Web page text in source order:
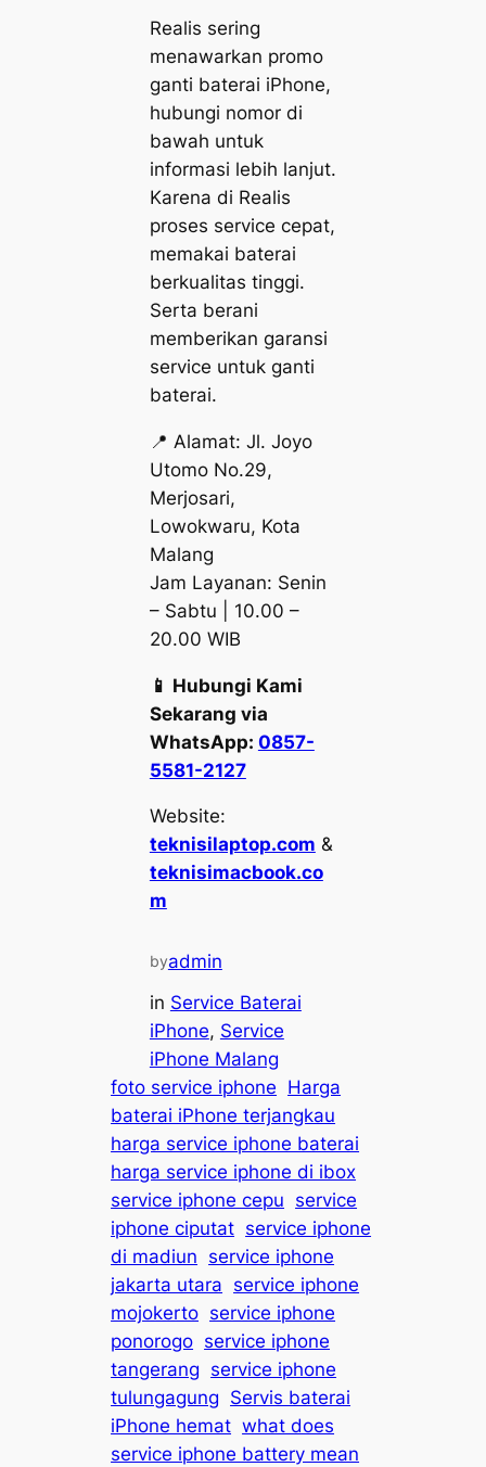
Realis sering
menawarkan promo
ganti baterai iPhone,
hubungi nomor di
bawah untuk
informasi lebih lanjut.
Karena di Realis
proses service cepat,
memakai baterai
berkualitas tinggi.
Serta berani
memberikan garansi
service untuk ganti
baterai.
📍 Alamat: Jl. Joyo
Utomo No.29,
Merjosari,
Lowokwaru, Kota
Malang
Jam Layanan: Senin
– Sabtu | 10.00 –
20.00 WIB
📱 Hubungi Kami
Sekarang via
WhatsApp: 0857-
5581-2127
Website:
teknisilaptop.com &
teknisimacbook.co
m
byadmin
in Service Baterai
iPhone, Service
iPhone Malang
foto service iphone Harga
baterai iPhone terjangkau
harga service iphone baterai
harga service iphone di ibox
service iphone cepu service
iphone ciputat service iphone
di madiun service iphone
jakarta utara service iphone
mojokerto service iphone
ponorogo service iphone
tangerang service iphone
tulungagung Servis baterai
iPhone hemat what does
service iphone battery mean